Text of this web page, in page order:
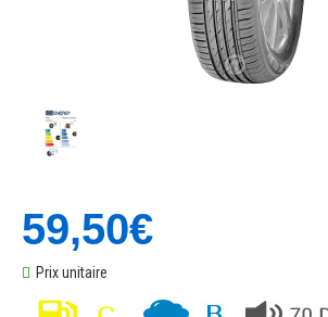
59,50€
Prix unitaire